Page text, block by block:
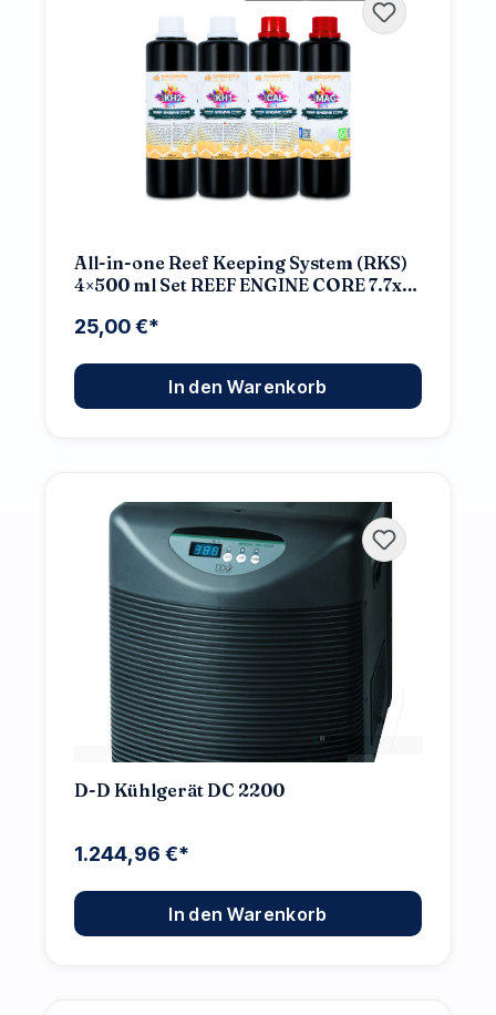
All-in-one Reef Keeping System (RKS)
4×500 ml Set REEF ENGINE CORE 7.7x
25,00 €*
In den Warenkorb
D-D Kühlgerät DC 2200
1.244,96 €*
In den Warenkorb